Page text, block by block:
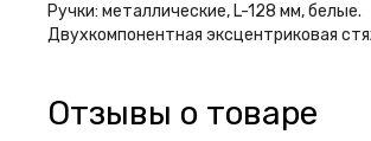
Ручки: металлические, L-128 мм, белые.
Двухкомпонентная эксцентриковая
Отзывы о товаре